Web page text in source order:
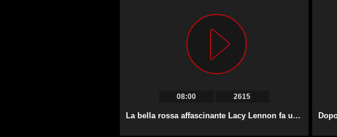
08:00 2615
La bella rossa affascinante Lacy Lennon fa un bel pompino.